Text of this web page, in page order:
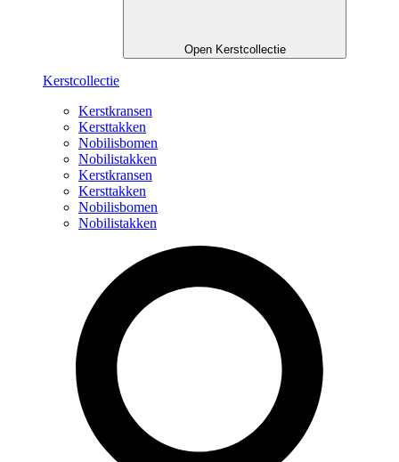
Open Kerstcollectie
Kerstcollectie
Kerstkransen
Kersttakken
Nobilisbomen
Nobilistakken
Kerstkransen
Kersttakken
Nobilisbomen
Nobilistakken